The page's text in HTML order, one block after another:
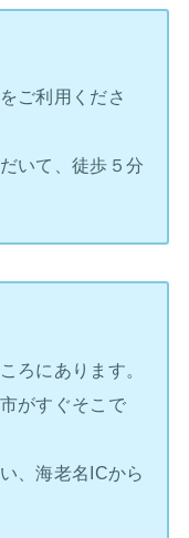
ご利用くださ
いて、徒歩５分
ろにあります。
がすぐそこで
、海老名ICから